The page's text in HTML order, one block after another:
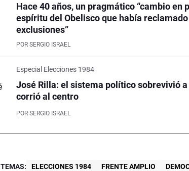
Hace 40 años, un pragmático “cambio en
espíritu del Obelisco que había
exclusiones”
POR SERGIO ISRAEL
Especial Elecciones 1984
José Rilla: el sistema político sobrevivió
corrió al centro
POR SERGIO ISRAEL
TEMAS: ELECCIONES 1984 FRENTE AMPLIO